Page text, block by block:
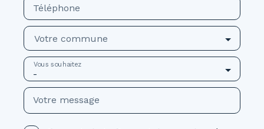
Téléphone
Votre commune
-
Vous souhaitez
Votre message